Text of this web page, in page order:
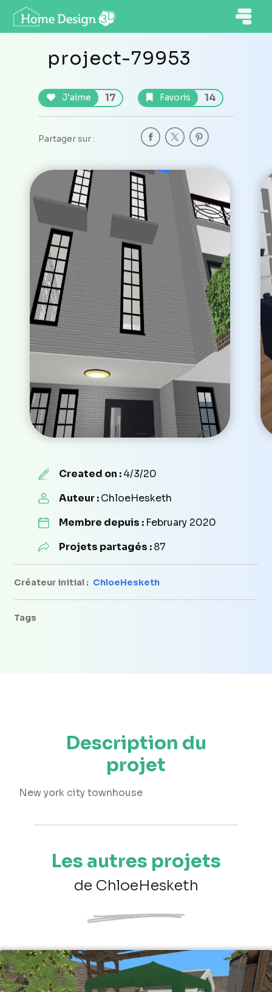
project-79953
J'aime 17 Favoris 14
Partager sur :
Created on :4/3/20
Auteur :ChloeHesketh
Membre depuis : February 2020
Projets partagés :87
Créateur initial : ChloeHesketh
Tags
Description du
projet
New york city townhouse
Les autres projets
de ChloeHesketh